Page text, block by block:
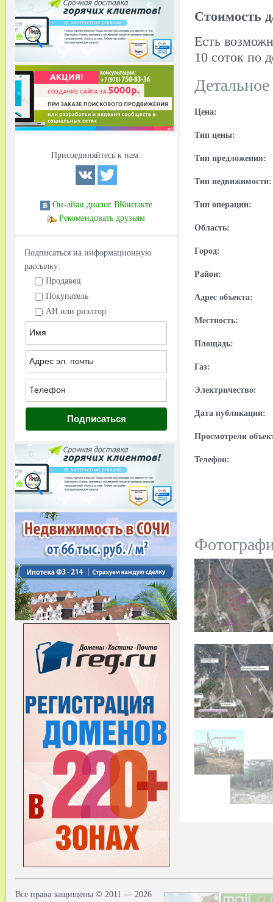
Присоединяйтесь к нам:
Он-лйан диалог ВКонтакте
Рекомендовать друзьям
Подписаться на информационную
рассылку:
Продавец
Покупатель
АН или риэлтор
Cтоимость
Есть
10 соток по
Цена:
Тип цены:
Тип предложения:
Тип недвижимости:
Тип операции:
Область:
Город:
Район:
Адрес объекта:
Местность:
Площадь:
Газ:
Электричество:
Дата публикации:
Просмотрели
Телефон:
Все права защищены © 2011 — 2026